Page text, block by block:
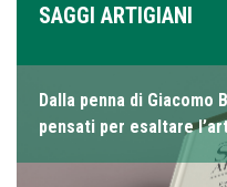
SAGGI ARTIGIANI
Dalla penna di
pensati per esaltare